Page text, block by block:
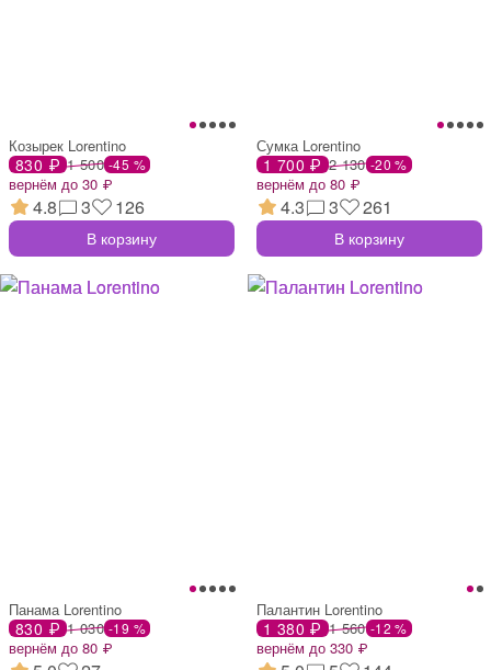
Козырек Lorentino
830 ₽ 1 500 -45 %
вернём до 30 ₽
4.8 3 126
В корзину
Сумка Lorentino
1 700 ₽ 2 130 -20 %
вернём до 80 ₽
4.3 3 261
В корзину
Панама Lorentino
830 ₽ 1 030 -19 %
вернём до 80 ₽
Палантин Lorentino
1 380 ₽ 1 560 -12 %
вернём до 330 ₽